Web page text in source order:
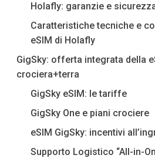
Holafly: garanzie e
Caratteristiche tecniche e
eSIM di Holafly
GigSky: offerta integrata della
crociera+terra
GigSky eSIM: le tariffe
GigSky One e piani crociere
eSIM GigSky: incentivi
Supporto Logistico “All-in-